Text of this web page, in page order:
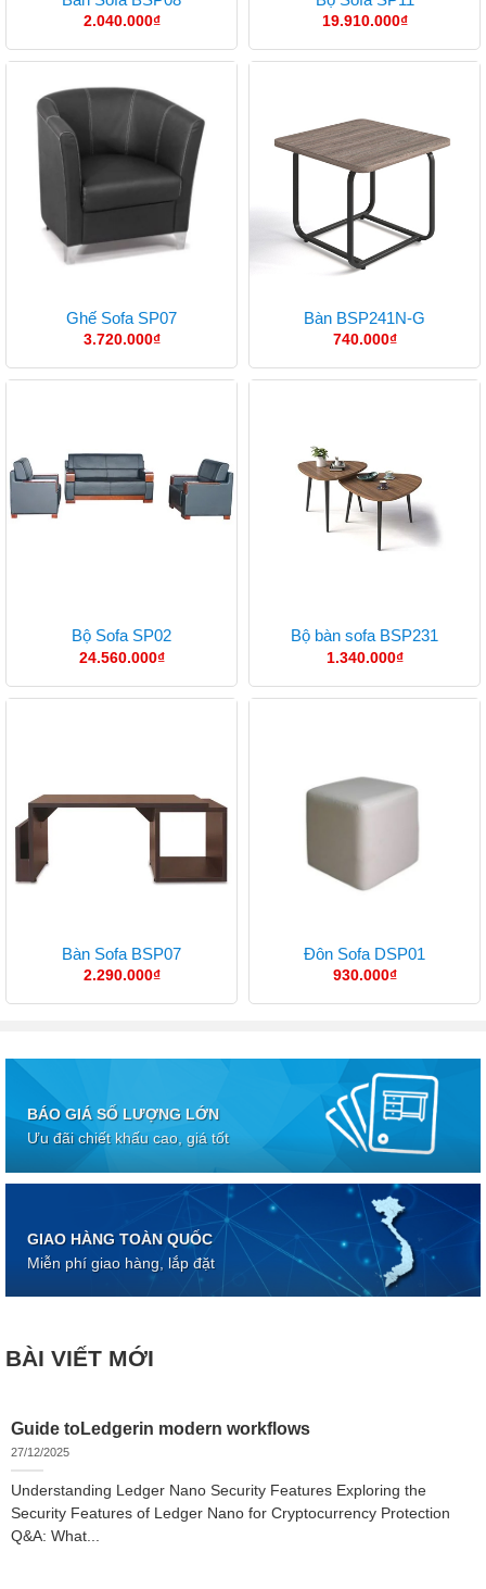
2.040.000₫ 19.910.000₫
Ghế Sofa SP07
3.720.000₫
Bàn BSP241N-G
740.000₫
Bộ Sofa SP02
24.560.000₫
Bộ bàn sofa BSP231
1.340.000₫
Bàn Sofa BSP07
2.290.000₫
Đôn Sofa DSP01
930.000₫
BÁO GIÁ SỐ LƯỢNG LỚN
Ưu đãi chiết khấu cao, giá tốt
GIAO HÀNG TOÀN QUỐC
Miễn phí giao hàng, lắp đặt
BÀI VIẾT MỚI
Guide toLedgerin modern workflows
27/12/2025
Understanding Ledger Nano Security Features Exploring the
Security Features of Ledger Nano for Cryptocurrency Protection
Q&A: What...